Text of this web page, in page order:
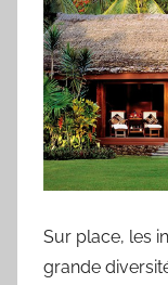
Sur place, les
grande